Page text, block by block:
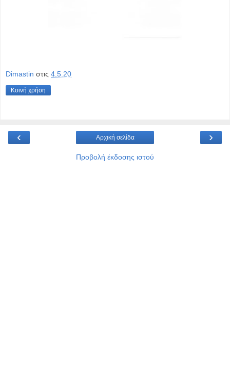
Dimastin στις 4.5.20
Κοινή χρήση
‹ ›
Αρχική σελίδα
Προβολή έκδοσης ιστού